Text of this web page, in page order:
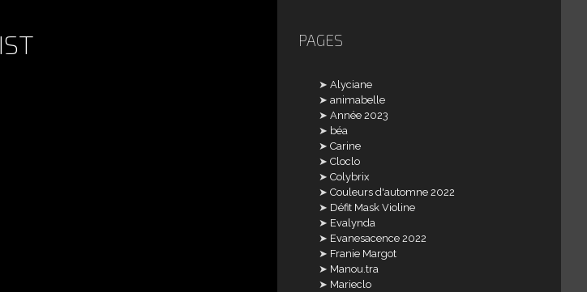
PAGES
Alyciane
animabelle
Année 2023
béa
Carine
Cloclo
Colybrix
Couleurs d'automne 2022
Défit Mask Violine
Evalynda
Evanesacence 2022
Franie Margot
Manou.tra
Marieclo